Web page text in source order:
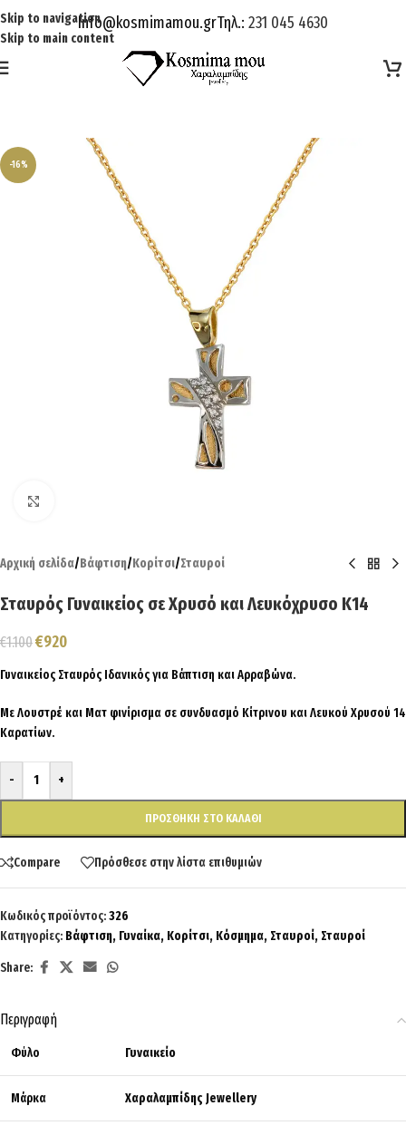
Skip to navigation
Skip to main content
Info@kosmimamou.grΤηλ.: 231 045 4630
-16%
Αρχική σελίδα/Βάφτιση/Κορίτσι/Σταυροί
Σταυρός Γυναικείος σε Χρυσό και Λευκόχρυσο Κ14
€1.100€920
Γυναικείος Σταυρός Ιδανικός για Βάπτιση και Αρραβώνα.
Με Λουστρέ και Ματ φινίρισμα σε συνδυασμό Κίτρινου και Λευκού Χρυσού 14
Καρατίων.
- +
ΠΡΟΣΘΉΚΗ ΣΤΟ ΚΑΛΆΘΙ
Compare Πρόσθεσε στην λίστα επιθυμιών
Κωδικός προϊόντος:326
Κατηγορίες: Βάφτιση, Γυναίκα, Κορίτσι, Κόσμημα, Σταυροί, Σταυροί
Share:
Περιγραφή
Φύλο Γυναικείο
Μάρκα Χαραλαμπίδης Jewellery